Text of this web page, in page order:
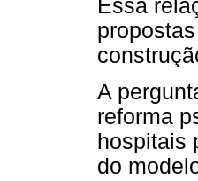
Essa
A
reforma
hospitais
do